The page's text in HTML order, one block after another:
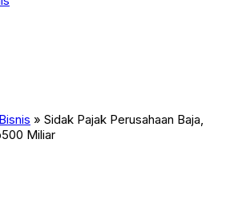
» Sidak Pajak Perusahaan Baja,
Miliar